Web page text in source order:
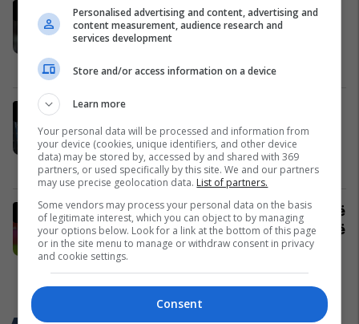
Sezoni i ri, Edon Zhegrova i ri: Ylli i
Kosovës shënon eurogol ndaj
Chelseas
Vendimi i Mourinhos shkakton
krizë te Real Madridi – ylli i
skuadrës kërkon largimin
Ndërkombëtare
Real Madridi është gati ta finalizojë
blerjen më të shtrenjtë në histori të
klubit
Personalised advertising and content, advertising and
content measurement, audience research and
services development
Store and/or access information on a device
Learn more
Your personal data will be processed and information from
your device (cookies, unique identifiers, and other device
data) may be stored by, accessed by and shared with 369
partners, or used specifically by this site. We and our partners
may use precise geolocation data. List of partners.
Some vendors may process your personal data on the basis
of legitimate interest, which you can object to by managing
your options below. Look for a link at the bottom of this page
or in the site menu to manage or withdraw consent in privacy
and cookie settings.
Consent